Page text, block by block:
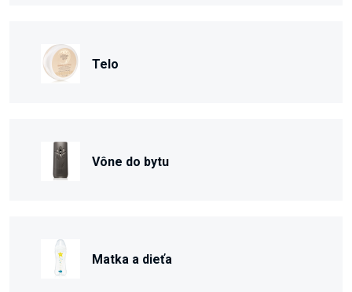
Telo
Vône do bytu
Matka a dieťa